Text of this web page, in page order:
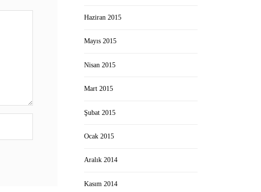
Haziran 2015
Mayıs 2015
Nisan 2015
Mart 2015
Şubat 2015
Ocak 2015
Aralık 2014
Kasım 2014